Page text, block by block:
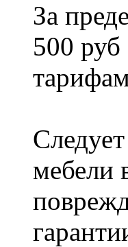
За
500 руб
мебели